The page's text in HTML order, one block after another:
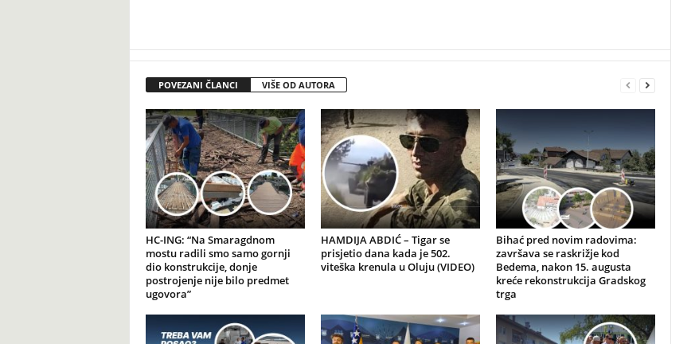
POVEZANI ČLANCI VIŠE OD AUTORA
HC-ING: “Na Smaragdnom
mostu radili smo samo gornji
dio konstrukcije, donje
postrojenje nije bilo predmet
ugovora”
HAMDIJA ABDIĆ – Tigar se
prisjetio dana kada je 502.
viteška krenula u Oluju (VIDEO)
Bihać pred novim radovima:
završava se raskrižje kod
Bedema, nakon 15. augusta
kreće rekonstrukcija Gradskog
trga